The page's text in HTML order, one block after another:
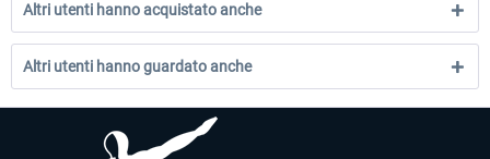
Altri utenti hanno acquistato anche
Altri utenti hanno guardato anche